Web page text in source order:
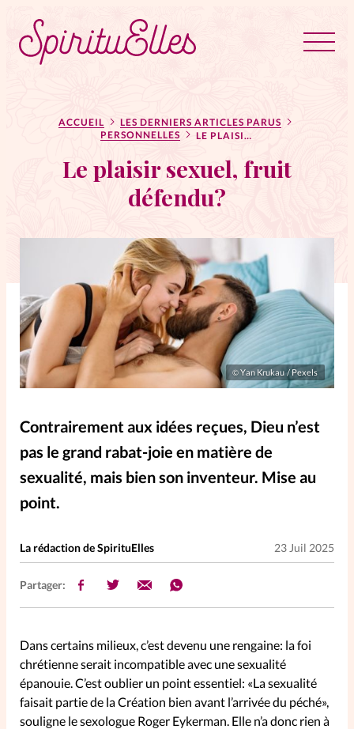
Tous les articles
Actus
Actus au féminin
Chroniques
Dossiers
Edito
Elles nous inspirent
Entre4yeux
L'anecdote
La Bible au féminin
Lifestyle
PersonnElles
RelationnElles
Shopping Spi
Si(x) simple de...
ACCUEIL
LES DERNIERS ARTICLES PARUS
PERSONNELLES
LE PLAISIR SEXUEL, FRUIT DÉFENDU?
Le plaisir sexuel, fruit
défendu?
©Yan Krukau / Pexels
Contrairement aux idées reçues, Dieu n’est
pas le grand rabat-joie en matière de
sexualité, mais bien son inventeur. Mise au
point.
La rédaction de SpirituElles 23 Juil 2025
Partager:
Dans certains milieux, c’est devenu une rengaine: la foi
chrétienne serait incompatible avec une sexualité
épanouie. C’est oublier un point essentiel: «La sexualité
faisait partie de la Création bien avant l’arrivée du péché»,
souligne le sexologue Roger Eykerman. Elle n’a donc rien à